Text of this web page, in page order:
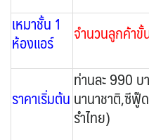
เหมาชั้น 1
ห้องแอร์ จำนวนลูกค้า
ราคาเริ่มต้น
ท่านละ 990
นานาชาติ,ซีฟู๊ด
รำไทย)